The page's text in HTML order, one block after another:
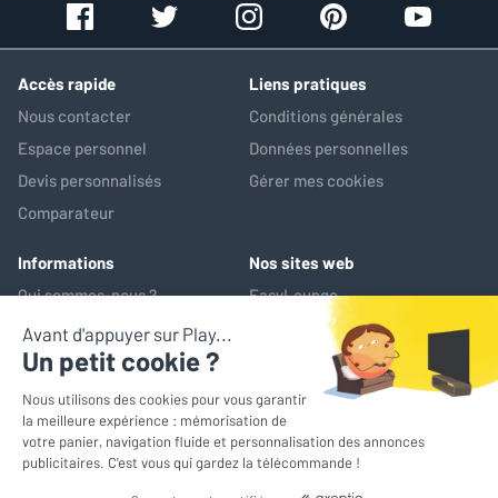
Accès rapide
Nous contacter
Espace personnel
Devis personnalisés
Comparateur
Liens pratiques
Conditions générales
Données personnelles
Gérer mes cookies
Informations
Qui sommes-nous ?
Nos services
Service après-vente
Nos sites web
EasyLounge
*Prix de référence : ce prix correspond au prix le plus bas pratiqué
sur les 30 jours précédant l'opération promotionnelle
© EasyLounge 2026 - Tous droits réservés